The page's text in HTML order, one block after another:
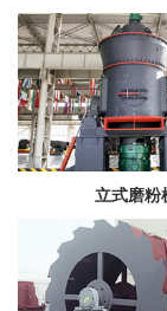
立式磨粉